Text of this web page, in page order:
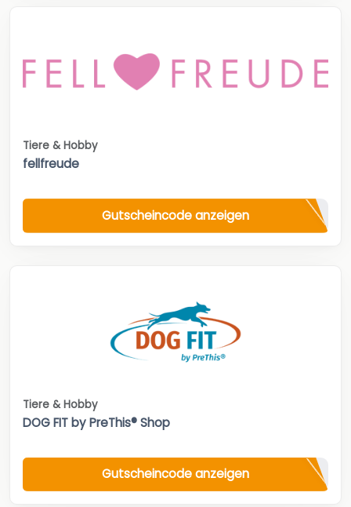
Tiere & Hobby
fellfreude
Gutscheincode anzeigen
Tiere & Hobby
DOG FIT by PreThis® Shop
Gutscheincode anzeigen